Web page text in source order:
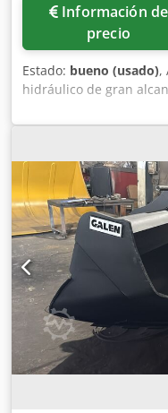
Información de
precio
Estado: bueno (usado),
hidráulico de gran
información = Año de
Sjgpsa Apto para:
cambio rápido: Sí
bueno Contacte con
información.